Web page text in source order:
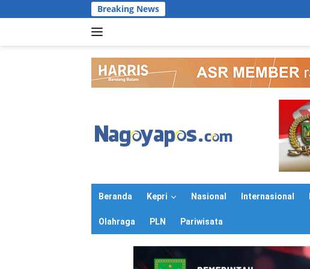
ke
Breaking News
Beranda Kepri Nasional Internasional
Olahraga PLN Pariwisata